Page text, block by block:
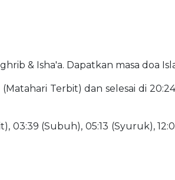
& Isha'a. Dapatkan masa doa
Terbit) dan selesai di
(Subuh), 05:13 (Syuruk),